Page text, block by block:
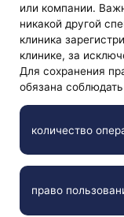
или компании.
никакой другой
клиника
клинике, за
Для сохранения
обязана
количество
право